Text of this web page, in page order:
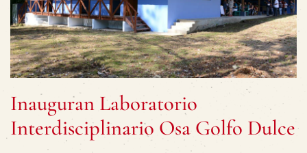
Inauguran Laboratorio
Interdisciplinario Osa Golfo Dulce